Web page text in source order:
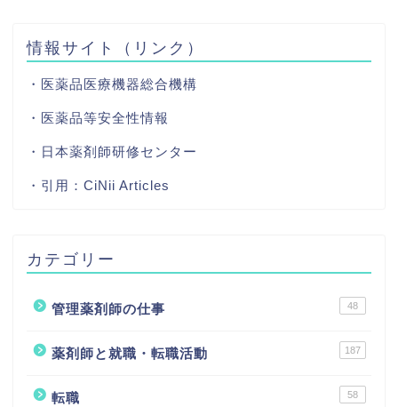
情報サイト（リンク）
・医薬品医療機器総合機構
・医薬品等安全性情報
・日本薬剤師研修センター
・引用： CiNii Articles
カテゴリー
管理薬剤師の仕事 48
薬剤師と就職・転職活動 187
転職 58